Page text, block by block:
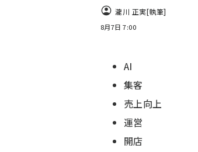
瀧川 正実[執筆]
8月7日 7:00
AI
集客
売上向上
運営
開店